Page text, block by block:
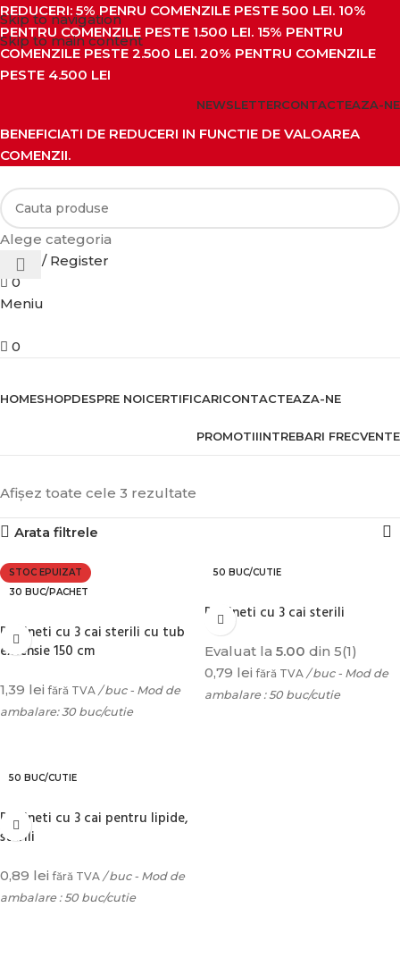
Skip to navigation
Skip to main content
REDUCERI: 5% PENRU COMENZILE PESTE 500 LEI. 10%
PENTRU COMENZILE PESTE 1.500 LEI. 15% PENTRU
COMENZILE PESTE 2.500 LEI. 20% PENTRU COMENZILE
PESTE 4.500 LEI
NEWSLETTERCONTACTEAZA-NE
BENEFICIATI DE REDUCERI IN FUNCTIE DE VALOAREA
COMENZII.
Alege categoria
Login / Register
0
Meniu
0
HOMESHOPDESPRE NOICERTIFICARICONTACTEAZA-NE
PROMOTIIINTREBARI FRECVENTE
Afișez toate cele 3 rezultate
Arata filtrele
STOC EPUIZAT
30 BUC/PACHET
Robineti cu 3 cai sterili cu tub
extensie 150 cm
1,39 lei fără TVA / buc - Mod de
ambalare: 30 buc/cutie
50 BUC/CUTIE
Robineti cu 3 cai sterili
Evaluat la 5.00 din 5(1)
0,79 lei fără TVA / buc - Mod de
ambalare : 50 buc/cutie
50 BUC/CUTIE
Robineti cu 3 cai pentru lipide,
sterili
0,89 lei fără TVA / buc - Mod de
ambalare : 50 buc/cutie